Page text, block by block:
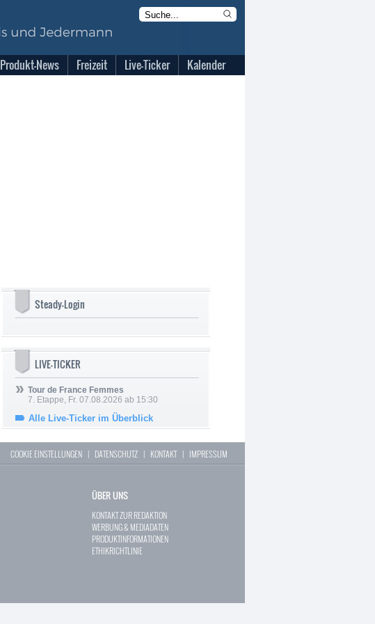
Produkt-News Freizeit Live-Ticker Kalender
Steady-Login
LIVE-TICKER
Tour de France Femmes
7. Etappe, Fr. 07.08.2026 ab 15:30
Alle Live-Ticker im Überblick
COOKIE EINSTELLUNGEN | DATENSCHUTZ | KONTAKT| IMPRESSUM
ÜBER UNS
KONTAKT ZUR REDAKTION
WERBUNG & MEDIADATEN
PRODUKTINFORMATIONEN
ETHIKRICHTLINIE